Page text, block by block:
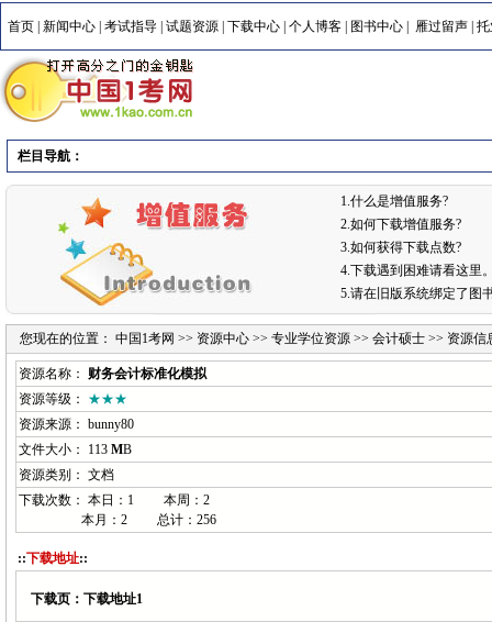
首页 新闻中心 考试指导 试题资源 下载中心 个人博客 图书中心 雁过留声
栏目导航：
1.什么是增值服务?
2.如何下载增值服务?
3.如何获得下载点数?
4.下载遇到困难请看这里
5.请在旧版系统绑定了图
您现在的位置： 中国1考网 >> 资源中心>> 专业学位资源>> 会计硕士>> 资源信
资源名称：
财务会计标准化模拟
资源等级：
★★★
资源来源： bunny80
文件大小： 113 MB
资源类别： 文档
下载次数： 本日： 1 本周： 2
本月： 2 总计： 256
::下载地址::
下载页： 下载地址1